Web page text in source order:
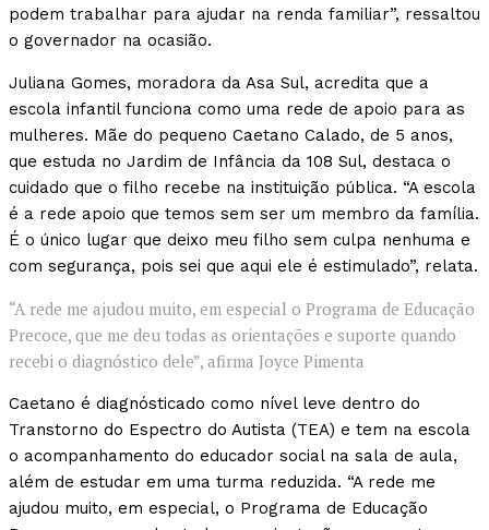
podem trabalhar para ajudar na renda familiar”, ressaltou
o governador na ocasião.
J‌uliana Gomes, moradora da Asa Sul, acredita que a
escola infantil funciona como uma rede de apoio para as
mulheres. Mãe do pequeno Caetano Calado, de 5 anos,
que estuda no Jardim de Infância da 108 Sul, destaca o
cuidado que o filho recebe na instituição pública. “A escola
é a rede apoio que temos sem ser um membro da família.
É o único lugar que deixo meu filho sem culpa nenhuma e
com segurança, pois sei que aqui ele é estimulado”, relata.
“A rede me ajudou muito, em especial o Programa de Educação
Precoce, que me deu todas as orientações e suporte quando
recebi o diagnóstico dele”, afirma Joyce Pimenta
Caetano é diagnósticado como nível leve dentro do
Transtorno do Espectro do Autista (TEA) e tem na escola
o acompanhamento do educador social na sala de aula,
além de estudar em uma turma reduzida. “A rede me
ajudou muito, em especial, o Programa de Educação